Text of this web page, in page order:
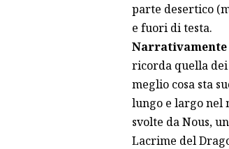
parte desertico
e fuori di testa.
Narrativamente
ricorda quella
meglio cosa sta
lungo e largo nel
svolte da Nous,
Lacrime del